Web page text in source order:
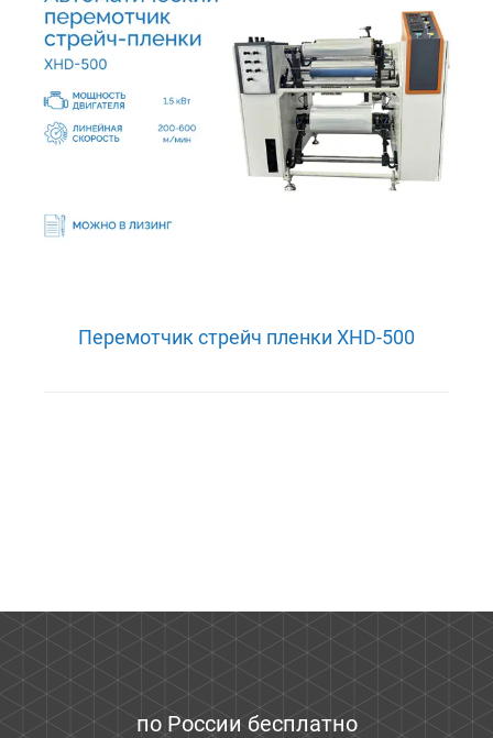
Перемотчик стрейч пленки XHD-500
по России бесплатно